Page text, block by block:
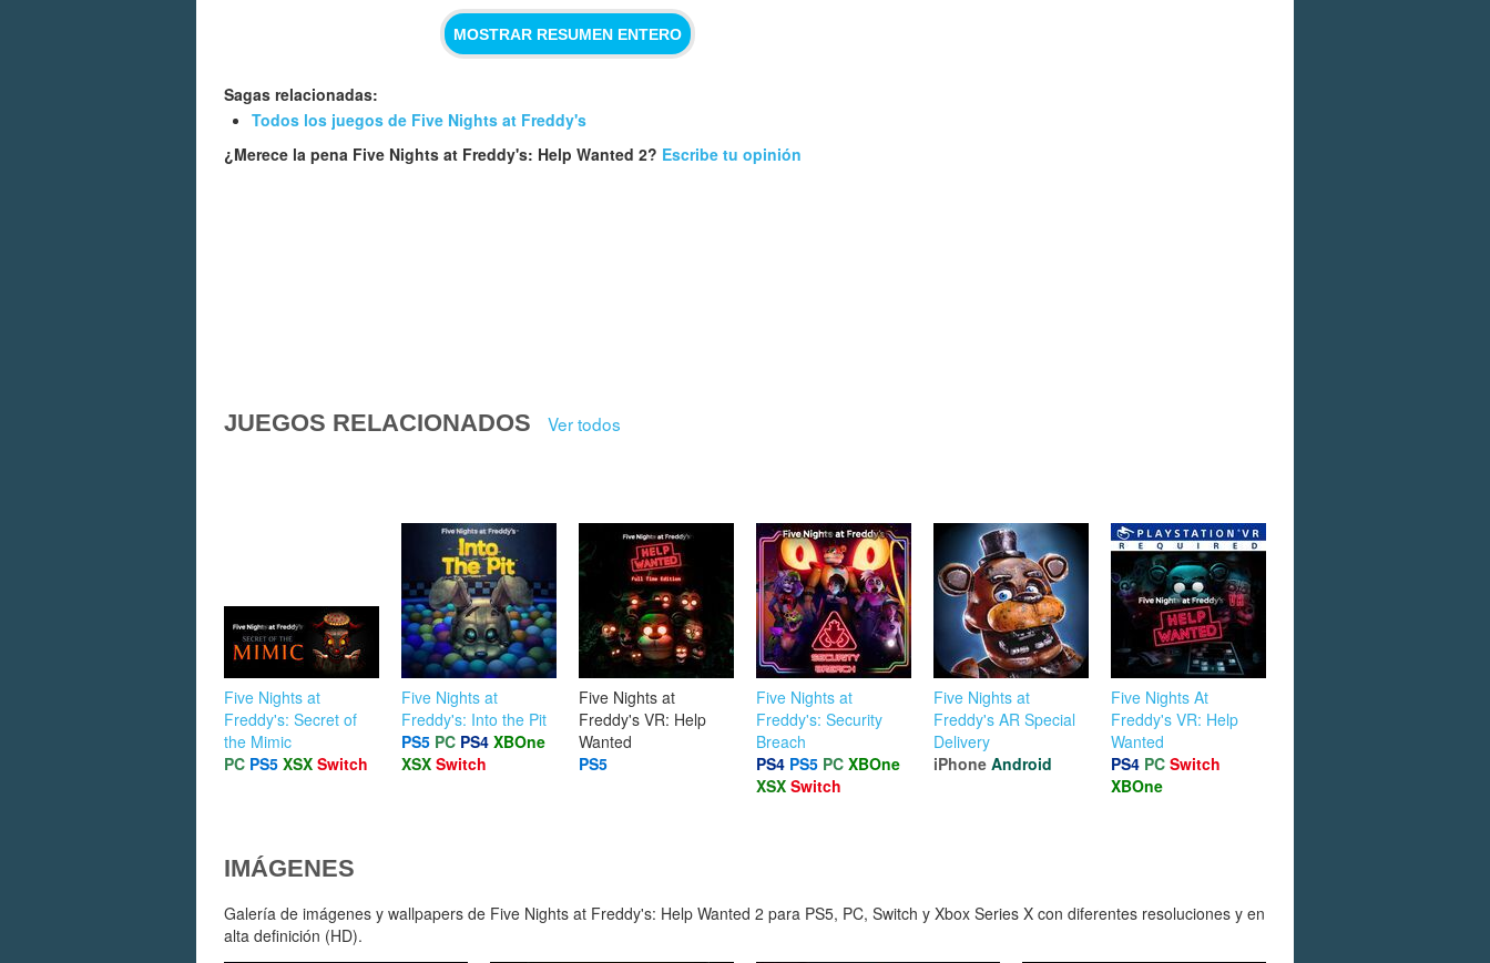
MOSTRAR RESUMEN ENTERO
Sagas relacionadas:
Todos los juegos de Five Nights at Freddy's
¿Merece la pena Five Nights at Freddy's: Help Wanted 2? Escribe tu opinión
JUEGOS RELACIONADOS Ver todos
Five Nights at
Freddy's: Secret of
the Mimic
PC PS5 XSX Switch
Five Nights at
Freddy's: Into the Pit
PS5 PC PS4 XBOne
XSX Switch
Five Nights at
Freddy's VR: Help
Wanted
PS5
Five Nights at
Freddy's: Security
Breach
PS4 PS5 PC XBOne
XSX Switch
Five Nights at
Freddy's AR Special
Delivery
iPhone Android
Five Nights At
Freddy's VR: Help
Wanted
PS4 PC Switch
XBOne
IMÁGENES
Galería de imágenes y wallpapers de Five Nights at Freddy's: Help Wanted 2 para PS5, PC, Switch y Xbox Series X con diferentes resoluciones y en
alta definición (HD).